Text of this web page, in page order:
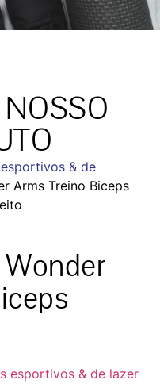
& de
Arms Treino Biceps
esportivos & de lazer